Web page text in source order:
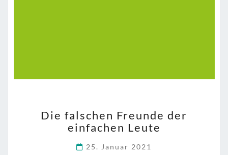
FALSCHEN
FREUNDE
EINFACHEN
Die falschen Freunde der
einfachen Leute
25. Januar 2021